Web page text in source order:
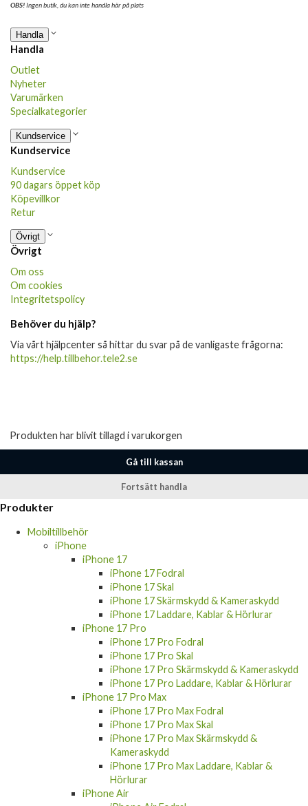
OBS!Ingen butik, du kan inte handla här på plats
Handla
Handla
Outlet
Nyheter
Varumärken
Specialkategorier
Kundservice
Kundservice
Kundservice
90 dagars öppet köp
Köpevillkor
Retur
Övrigt
Övrigt
Om oss
Om cookies
Integritetspolicy
Behöver du hjälp?
Via vårt hjälpcenter så hittar du svar på de vanligaste frågorna:
https://help.tillbehor.tele2.se
Produkten har blivit tillagd i varukorgen
Gå till kassan
Fortsätt handla
Produkter
Mobiltillbehör
iPhone
iPhone 17
iPhone 17 Fodral
iPhone 17 Skal
iPhone 17 Skärmskydd & Kameraskydd
iPhone 17 Laddare, Kablar & Hörlurar
iPhone 17 Pro
iPhone 17 Pro Fodral
iPhone 17 Pro Skal
iPhone 17 Pro Skärmskydd & Kameraskydd
iPhone 17 Pro Laddare, Kablar & Hörlurar
iPhone 17 Pro Max
iPhone 17 Pro Max Fodral
iPhone 17 Pro Max Skal
iPhone 17 Pro Max Skärmskydd &
Kameraskydd
iPhone 17 Pro Max Laddare, Kablar &
Hörlurar
iPhone Air